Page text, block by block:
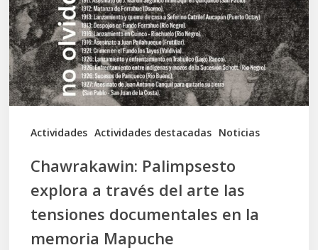
Actividades Actividades destacadas Noticias
través
del
arte
las
tensiones
documentales
memoria
Mapuche
Chawrakawin: Palimpsesto
explora a través del arte las
tensiones documentales en la
memoria Mapuche